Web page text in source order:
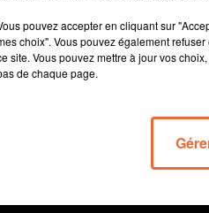
pouvez accepter en cliquant sur
choix". Vous pouvez également
site. Vous pouvez mettre à jour vos
de chaque page.